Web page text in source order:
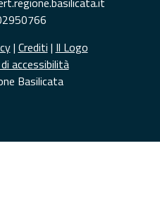
| Crediti | Il Logo
accessibilità
Basilicata